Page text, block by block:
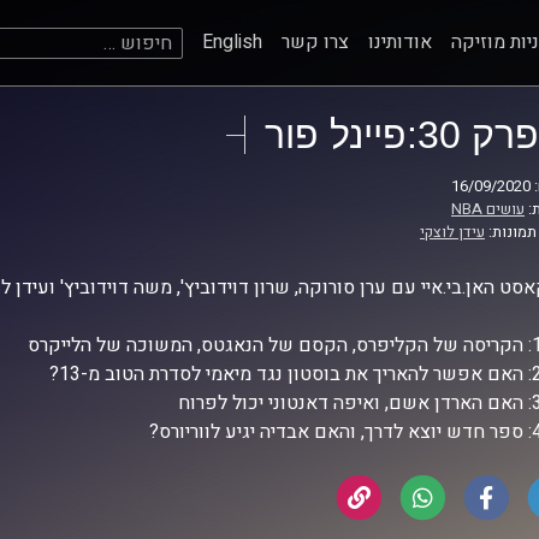
מוזיקה אודותינו צרו קשר English חיפוש:
פרק 30:פיינל פור
עושים NBA
עידן לוצקי
האן.בי.איי עם ערן סורוקה, שרון דוידוביץ', משה דוידוביץ' ועידן